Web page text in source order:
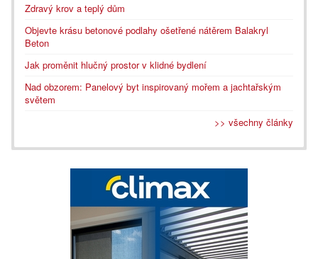
Zdravý krov a teplý dům
Objevte krásu betonové podlahy ošetřené nátěrem Balakryl
Beton
Jak proměnit hlučný prostor v klidné bydlení
Nad obzorem: Panelový byt inspirovaný mořem a jachtařským
světem
>> všechny články